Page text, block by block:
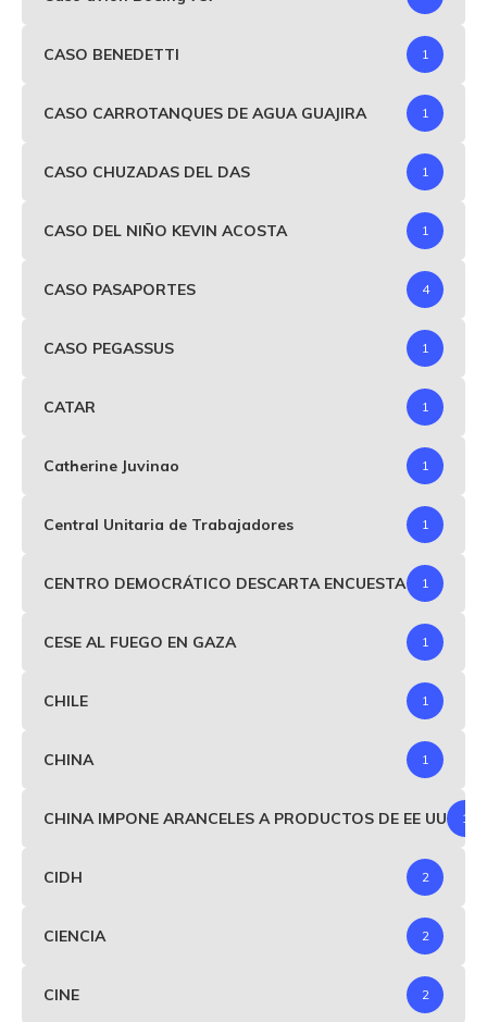
CASO BENEDETTI 1
CASO CARROTANQUES DE AGUA GUAJIRA 1
CASO CHUZADAS DEL DAS 1
CASO DEL NIÑO KEVIN ACOSTA 1
CASO PASAPORTES 4
CASO PEGASSUS 1
CATAR 1
Catherine Juvinao 1
Central Unitaria de Trabajadores 1
CENTRO DEMOCRÁTICO DESCARTA ENCUESTA 1
CESE AL FUEGO EN GAZA 1
CHILE 1
CHINA 1
CHINA IMPONE ARANCELES A PRODUCTOS DE EE UU 1
CIDH 2
CIENCIA 2
CINE 2